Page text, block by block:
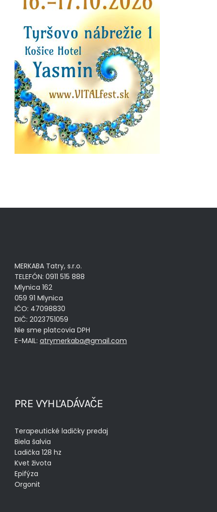
MERKABA Tatry, s.r.o.
TELEFÓN: 0911 515 888
Mlynica 162
059 91 Mlynica
IČO: 47098830
DIČ: 2023751059
Nie sme platcovia DPH
E-MAIL: atrymerkaba@gmail.com
PRE VYHĽADÁVAČE
Terapeutické ladičky predaj
Biela šalvia
Ladička 128 hz
Kvet života
Epifýza
Orgonit